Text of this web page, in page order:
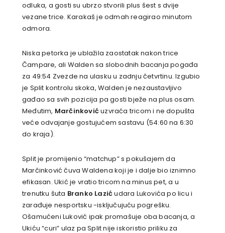
odluka, a gosti su ubrzo stvorili plus šest s dvije
vezane trice. Karakaš je odmah reagirao minutom
odmora.
Niska petorka je ublažila zaostatak nakon trice
Čampare, ali Walden sa slobodnih bacanja pogađa
za 49:54 Zvezde na ulasku u zadnju četvrtinu. Izgubio
je Split kontrolu skoka, Walden je nezaustavljivo
gađao sa svih pozicija pa gosti bježe na plus osam.
Međutim, Marčinkovićuzvraća tricom i ne dopušta
veće odvajanje gostujućem sastavu (54:60 na 6:30
do kraja).
Split je promijenio “matchup” s pokušajem da
Marčinković čuva Waldena koji je i dalje bio iznimno
efikasan. Ukić je vratio tricom na minus pet, a u
trenutku šuta Branko Lazićudara Lukovića po licu i
zarađuje nesportsku -isključujuću pogrešku.
Ošamućeni Luković ipak promašuje oba bacanja, a
Ukiću “curi” ulaz pa Split nije iskoristio priliku za